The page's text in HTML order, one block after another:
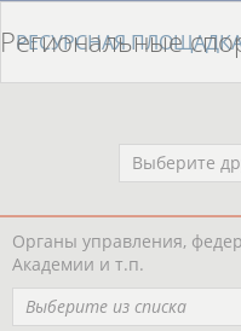
РЕСУРСНАЯ
Региональные
Выберите
Органы управления,
Академии и т.п.
Выберите из списка